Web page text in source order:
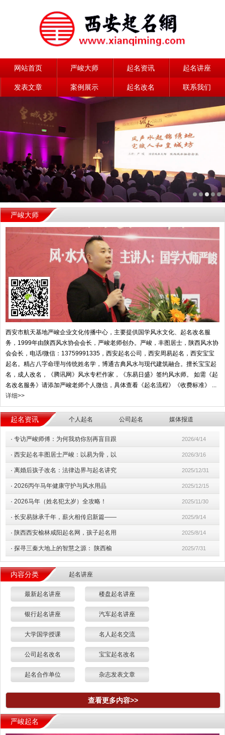
网站首页 严峻大师 起名资讯 起名讲座
发表文章 案例展示 起名改名 联系我们
严峻大师
西安市航天基地严峻企业文化传播中心，主要提供国学风水文化、起名改名服
务，1999年由陕西风水协会会长，严峻老师创办。严峻，丰图居士，陕西风水协
会会长，电话/微信：13759991335，西安起名公司，西安周易起名，西安宝宝
起名。精占八字命理与传统姓名学，博通古典风水与现代建筑融合。擅长宝宝起
名，成人改名，《腾讯网》风水专栏作家，《东易日盛》签约风水师。 如需《起
名改名服务》请添加严峻老师个人微信，具体查看《起名流程》《收费标准》 ...
详细>>
起名资讯 个人起名 公司起名 媒体报道
· 专访严峻师傅：为何我劝你别再盲目跟 2026/4/14
· 西安起名丰图居士严峻：以易为骨，以 2026/3/16
· 离婚后孩子改名：法律边界与起名讲究 2025/12/31
· 2026丙午马年健康守护与风水用品 2025/12/15
· 2026马年（姓名犯太岁）全攻略！ 2025/11/30
· 长安易脉承千年，薪火相传启新篇—— 2025/9/14
· 陕西西安榆林咸阳起名网，孩子起名用 2025/8/14
· 探寻三秦大地上的智慧之源： 陕西榆 2025/7/31
内容分类 起名讲座
最新起名讲座 楼盘起名讲座
银行起名讲座 汽车起名讲座
大学国学授课 名人起名交流
公司起名改名 宝宝起名改名
起名合作单位 杂志发表文章
查看更多内容>>
严峻起名